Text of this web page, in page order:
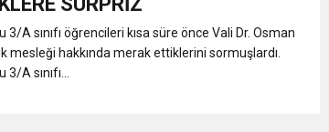
3/A sınıfı öğrencileri kısa süre önce Vali Dr. Osman
mesleği hakkında merak ettiklerini sormuşlardı.
A sınıfı...